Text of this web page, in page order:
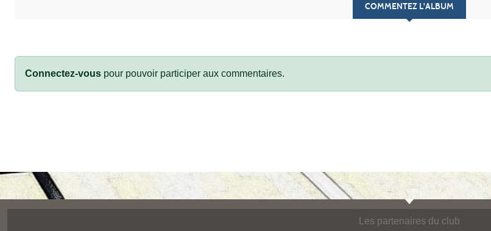
COMMENTEZ L'ALBUM
Connectez-vous pour pouvoir participer aux commentaires.
Les partenaires du club